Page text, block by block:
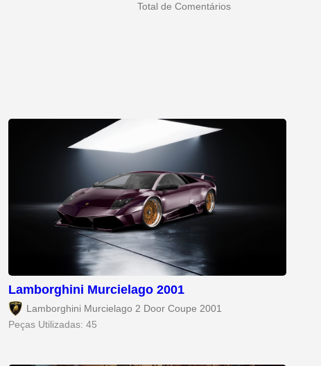
Total de Comentários
Lamborghini Murcielago 2001
Lamborghini Murcielago 2 Door Coupe 2001
Peças Utilizadas: 45